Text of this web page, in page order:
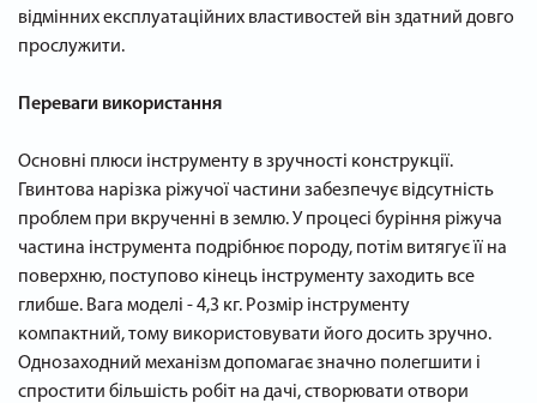
відмінних експлуатаційних властивостей він здатний довго
прослужити.
Переваги використання
Основні плюси інструменту в зручності конструкції.
Гвинтова нарізка ріжучої частини забезпечує відсутність
проблем при вкрученні в землю. У процесі буріння ріжуча
частина інструмента подрібнює породу, потім витягує її на
поверхню, поступово кінець інструменту заходить все
глибше. Вага моделі - 4,3 кг. Розмір інструменту
компактний, тому використовувати його досить зручно.
Однозаходний механізм допомагає значно полегшити і
спростити більшість робіт на дачі, створювати отвори